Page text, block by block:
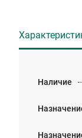
Наличие